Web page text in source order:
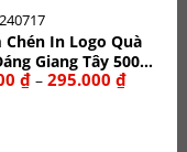
Chén In Logo Quà
Giang Tây 500ml
₫ – 295.000 ₫Khoảng
giá: